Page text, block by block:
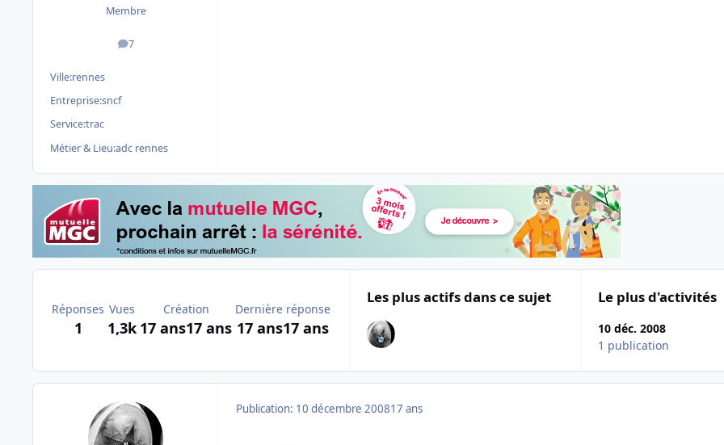
Membre
7
messages
Ville:rennes
Entreprise:sncf
Service:trac
Métier & Lieu:adc rennes
Réponses
1
Vues
1,3k
Création
17 ans17 ans
Dernière réponse
17 ans17 ans
Les plus actifs dans ce sujet Le plus d'activités
10 déc. 2008
1 publication
Publication: 10 décembre 200817 ans